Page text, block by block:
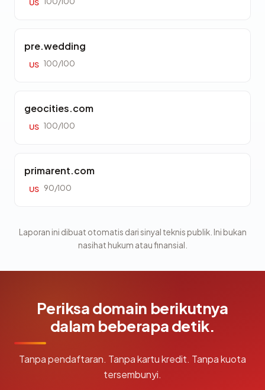
US
pre.wedding
US 100/100
geocities.com
US 100/100
primarent.com
US 90/100
Laporan ini dibuat otomatis dari sinyal teknis publik. Ini bukan
nasihat hukum atau finansial.
Periksa domain berikutnya
dalam beberapa detik.
Tanpa pendaftaran. Tanpa kartu kredit. Tanpa kuota
tersembunyi.